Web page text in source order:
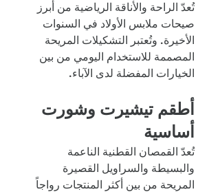
تُعدّ الراحة والأناقة الرياضية من أبرز
صيحات ملابس الأولاد في السنوات
الأخيرة. وتُعتبر التشكيلات المريحة
المصممة للاستخدام اليومي من بين
الخيارات المفضلة لدى الآباء.
أطقم تيشيرت وشورت
أساسية
تُعدّ القمصان القطنية الناعمة
والبسيطة والسراويل القصيرة
المريحة من بين أكثر المنتجات رواجاً